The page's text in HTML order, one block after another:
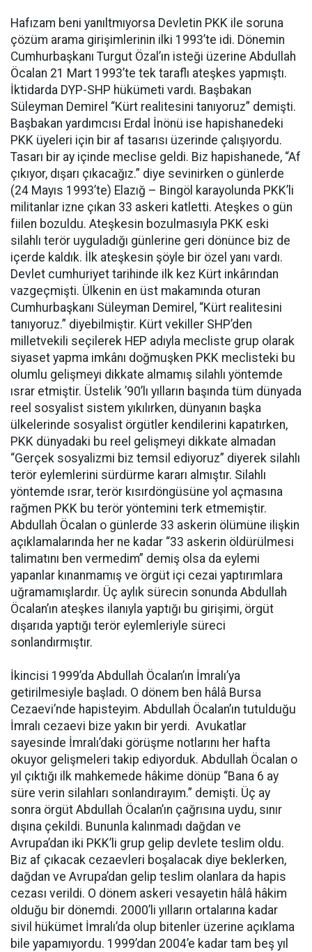
Hafızam beni yanıltmıyorsa Devletin PKK ile soruna
çözüm arama girişimlerinin ilki 1993’te idi. Dönemin
Cumhurbaşkanı Turgut Özal’ın isteği üzerine Abdullah
Öcalan 21 Mart 1993’te tek taraflı ateşkes yapmıştı.
İktidarda DYP-SHP hükümeti vardı. Başbakan
Süleyman Demirel “Kürt realitesini tanıyoruz” demişti.
Başbakan yardımcısı Erdal İnönü ise hapishanedeki
PKK üyeleri için bir af tasarısı üzerinde çalışıyordu.
Tasarı bir ay içinde meclise geldi. Biz hapishanede, “Af
çıkıyor, dışarı çıkacağız.” diye sevinirken o günlerde
(24 Mayıs 1993’te) Elazığ – Bingöl karayolunda PKK’li
militanlar izne çıkan 33 askeri katletti. Ateşkes o gün
fiilen bozuldu. Ateşkesin bozulmasıyla PKK eski
silahlı terör uyguladığı günlerine geri dönünce biz de
içerde kaldık. İlk ateşkesin şöyle bir özel yanı vardı.
Devlet cumhuriyet tarihinde ilk kez Kürt inkârından
vazgeçmişti. Ülkenin en üst makamında oturan
Cumhurbaşkanı Süleyman Demirel, “Kürt realitesini
tanıyoruz.” diyebilmiştir. Kürt vekiller SHP’den
milletvekili seçilerek HEP adıyla mecliste grup olarak
siyaset yapma imkânı doğmuşken PKK meclisteki bu
olumlu gelişmeyi dikkate almamış silahlı yöntemde
ısrar etmiştir. Üstelik ’90’lı yılların başında tüm dünyada
reel sosyalist sistem yıkılırken, dünyanın başka
ülkelerinde sosyalist örgütler kendilerini kapatırken,
PKK dünyadaki bu reel gelişmeyi dikkate almadan
“Gerçek sosyalizmi biz temsil ediyoruz” diyerek silahlı
terör eylemlerini sürdürme kararı almıştır. Silahlı
yöntemde ısrar, terör kısırdöngüsüne yol açmasına
rağmen PKK bu terör yöntemini terk etmemiştir.
Abdullah Öcalan o günlerde 33 askerin ölümüne ilişkin
açıklamalarında her ne kadar “33 askerin öldürülmesi
talimatını ben vermedim” demiş olsa da eylemi
yapanlar kınanmamış ve örgüt içi cezai yaptırımlara
uğramamışlardır. Üç aylık sürecin sonunda Abdullah
Öcalan’ın ateşkes ilanıyla yaptığı bu girişimi, örgüt
dışarıda yaptığı terör eylemleriyle süreci
sonlandırmıştır.
İkincisi 1999’da Abdullah Öcalan’ın İmralı’ya
getirilmesiyle başladı. O dönem ben hâlâ Bursa
Cezaevi’nde hapisteyim. Abdullah Öcalan’ın tutulduğu
İmralı cezaevi bize yakın bir yerdi. Avukatlar
sayesinde İmralı’daki görüşme notlarını her hafta
okuyor gelişmeleri takip ediyorduk. Abdullah Öcalan o
yıl çıktığı ilk mahkemede hâkime dönüp “Bana 6 ay
süre verin silahları sonlandırayım.” demişti. Üç ay
sonra örgüt Abdullah Öcalan’ın çağrısına uydu, sınır
dışına çekildi. Bununla kalınmadı dağdan ve
Avrupa’dan iki PKK’li grup gelip devlete teslim oldu.
Biz af çıkacak cezaevleri boşalacak diye beklerken,
dağdan ve Avrupa’dan gelip teslim olanlara da hapis
cezası verildi. O dönem askeri vesayetin hâlâ hâkim
olduğu bir dönemdi. 2000’li yılların ortalarına kadar
sivil hükümet İmralı’da olup bitenler üzerine açıklama
bile yapamıyordu. 1999’dan 2004’e kadar tam beş yıl